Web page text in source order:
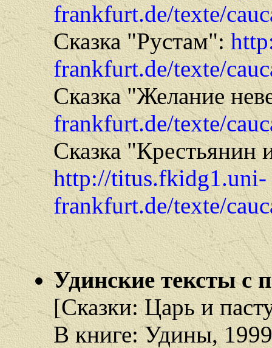
frankfurt.de/texte/
Сказка "Рустам":
frankfurt.de/texte/
Сказка "Желание
frankfurt.de/texte/
Сказка "Крестьянин
http://titus.fkidg1.uni-
frankfurt.de/texte/
Удинские тексты с
[Сказки: Царь и
В книге: Удины,